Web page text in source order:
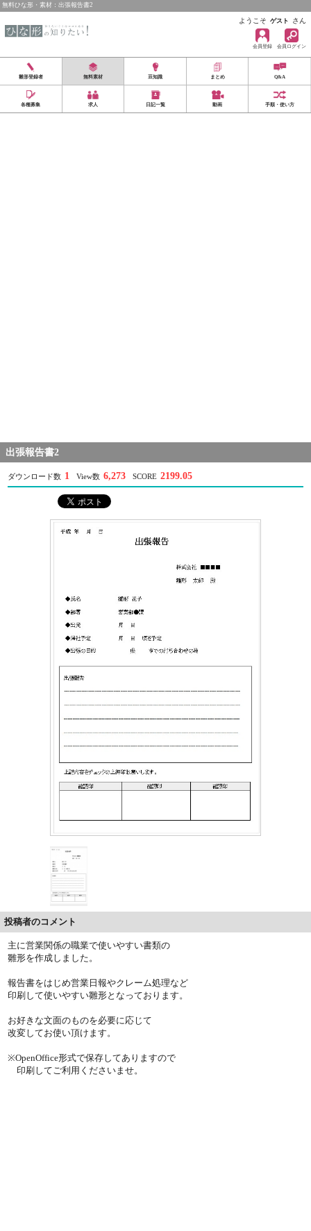
無料ひな形・素材：出張報告書2
ようこそ ゲスト さん
会員登録 会員ログイン
雛形登録者 無料素材 豆知識 まとめ Q&A
各種募集 求人 日記一覧 動画 手順・使い方
出張報告書2
ダウンロード数 1 View数 6,273 SCORE 2199.05
投稿者のコメント
主に営業関係の職業で使いやすい書類の
雛形を作成しました。
報告書をはじめ営業日報やクレーム処理など
印刷して使いやすい雛形となっております。
お好きな文面のものを必要に応じて
改変してお使い頂けます。
※OpenOffice形式で保存してありますので
印刷してご利用くださいませ。